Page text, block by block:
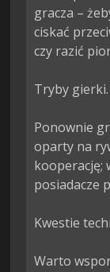
gracza –
ciskać
czy razić
Tryby gierki.
Ponownie
oparty na
kooperację;
posiadacze
Kwestie
Warto